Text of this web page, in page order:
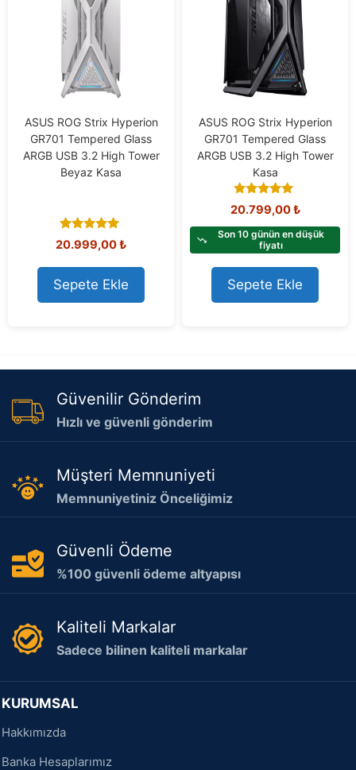
ASUS ROG Strix Hyperion
GR701 Tempered Glass
ARGB USB 3.2 High Tower
Beyaz Kasa
5.00
out of 5
20.999,00₺
Sepete Ekle
ASUS ROG Strix Hyperion
GR701 Tempered Glass
ARGB USB 3.2 High Tower
Kasa
5.00
out of 5
20.799,00₺
Son 10 günün en düşük
fiyatı
Sepete Ekle
Güvenilir Gönderim
Hızlı ve güvenli gönderim
Müşteri Memnuniyeti
Memnuniyetiniz Önceliğimiz
Güvenli Ödeme
%100 güvenli ödeme altyapısı
Kaliteli Markalar
Sadece bilinen kaliteli markalar
KURUMSAL
Hakkımızda
Banka Hesaplarımız